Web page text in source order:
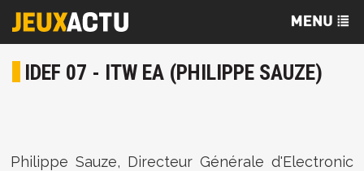
IDEF 07 - ITW EA (PHILIPPE SAUZE)
Philippe Sauze, Directeur Générale d'Electronic